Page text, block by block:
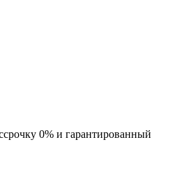
0% и гарантированный